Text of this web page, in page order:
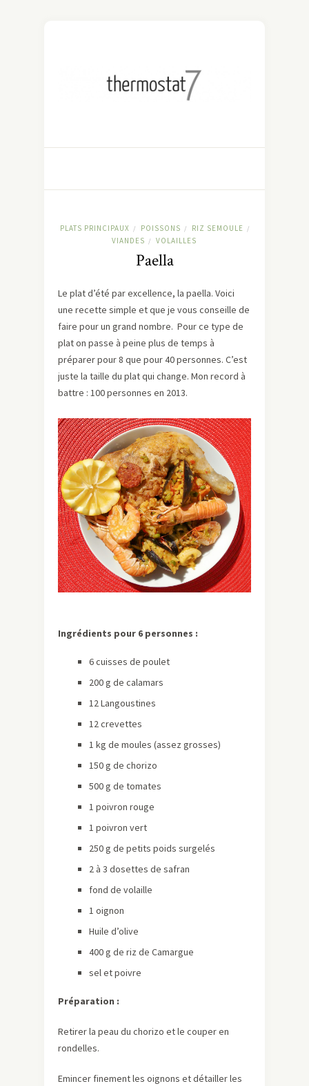
PLATS PRINCIPAUX / POISSONS / RIZ SEMOULE /
VIANDES / VOLAILLES
Paella
Le plat d’été par excellence, la paella. Voici
une recette simple et que je vous conseille de
faire pour un grand nombre. Pour ce type de
plat on passe à peine plus de temps à
préparer pour 8 que pour 40 personnes. C’est
juste la taille du plat qui change. Mon record à
battre : 100 personnes en 2013.
Ingrédients pour 6 personnes :
6 cuisses de poulet
200 g de calamars
12 Langoustines
12 crevettes
1 kg de moules (assez grosses)
150 g de chorizo
500 g de tomates
1 poivron rouge
1 poivron vert
250 g de petits poids surgelés
2 à 3 dosettes de safran
fond de volaille
1 oignon
Huile d’olive
400 g de riz de Camargue
sel et poivre
Préparation :
Retirer la peau du chorizo et le couper en
rondelles.
Emincer finement les oignons et détailler les